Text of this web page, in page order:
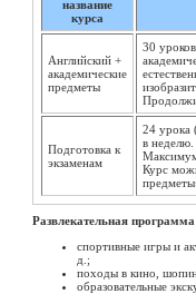
название
курса
Английский +
академические
предметы
30
Подготовка к
экзаменам
24 урока
в неделю.
Максимум
Курс
Развлекательная программа
спортивные игры и
д.;
походы в кино,
образовательные